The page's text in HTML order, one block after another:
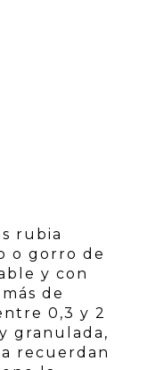
rubia
o gorro de
y con
de
0,3 y 2
granulada,
recuerdan